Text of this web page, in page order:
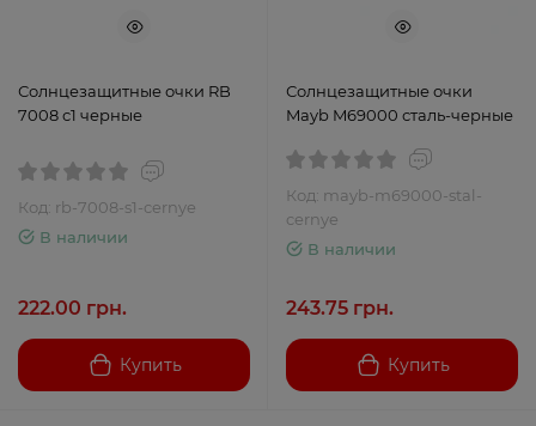
Солнцезащитные очки RB
7008 с1 черные
Код: rb-7008-s1-cernye
В наличии
222.00 грн.
Купить
Солнцезащитные очки
Mayb M69000 сталь-черные
Код: mayb-m69000-stal-
cernye
В наличии
243.75 грн.
Купить